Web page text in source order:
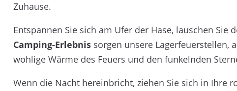
Zuhause.
Entspannen Sie sich am Ufer der Hase, lauschen
Camping-Erlebnissorgen unsere Lagerfeuerstellen,
wohlige Wärme des Feuers und den funkelnden
Wenn die Nacht hereinbricht, ziehen Sie sich in Ihre